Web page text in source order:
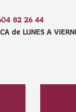
82 26 44
de LUNES A